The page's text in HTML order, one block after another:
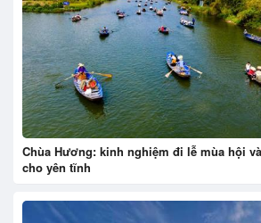
Chùa Hương: kinh nghiệm đi lễ mùa hội
cho yên tĩnh